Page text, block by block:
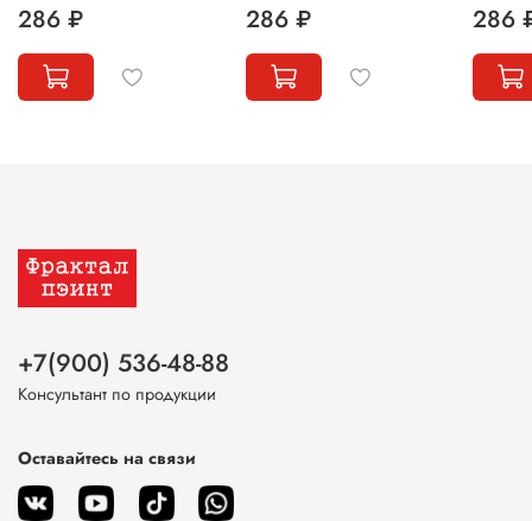
286 ₽ 286 ₽ 286
+7(900) 536-48-88
Консультант по продукции
Оставайтесь на связи